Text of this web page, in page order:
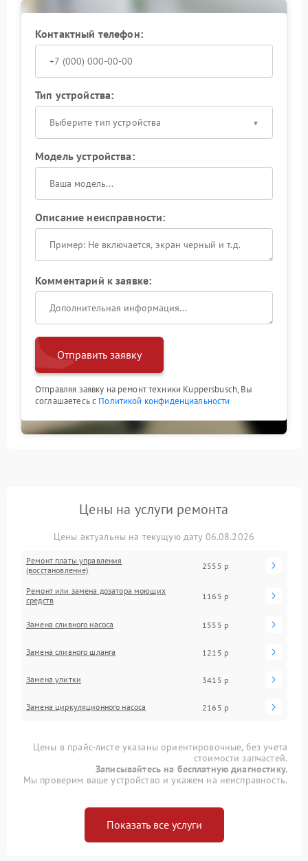
Контактный телефон:
Тип устройства:
Выберите тип устройства
Модель устройства:
Описание неисправности:
Комментарий к заявке:
Отправить заявку
Отправляя заявку на ремонт техники Kuppersbusch, Вы
соглашаетесь с Политикой конфиденциальности
Цены на услуги ремонта
Цены актуальны на текущую дату 06.08.2026
Ремонт платы управления
(восстановление)
2555 р
Ремонт или замена дозатора моющих
средств
1165 р
Замена сливного насоса 1555 р
Замена сливного шланга 1215 р
Замена улитки 3415 р
Замена циркуляционного насоса 2165 р
Цены в прайс-листе указаны ориентировочные, без учета
стоимости запчастей.
Записывайтесь на бесплатную диагностику.
Мы проверим ваше устройство и укажем на неисправность.
Показать все услуги